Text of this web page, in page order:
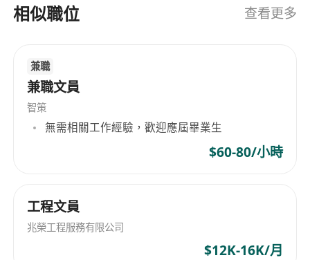
會議資料準備；
執行主管指派之其他一般文書及辦公室支援工
作。
工作要求：
持有有效外國籍護照及香港特區政府核發之「補
具備中學畢業或以上學歷，熟悉中文（粵語及書
面語）溝通與書寫，具基本英語讀寫能力者優
相似職位 查看更多
兼職
兼職文員
智策
無需相關工作經驗，歡迎應屆畢業生
$60-80/小時
工程文員
兆榮工程服務有限公司
$12K-16K/月